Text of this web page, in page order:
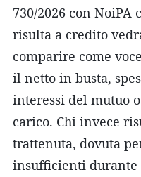
730/2026 con NoiPA
risulta a credito
comparire come
il netto in busta,
interessi del mutuo
carico. Chi invece
trattenuta, dovuta
insufficienti